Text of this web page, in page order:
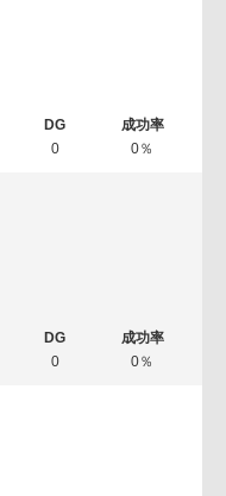
0 0％
0 0％